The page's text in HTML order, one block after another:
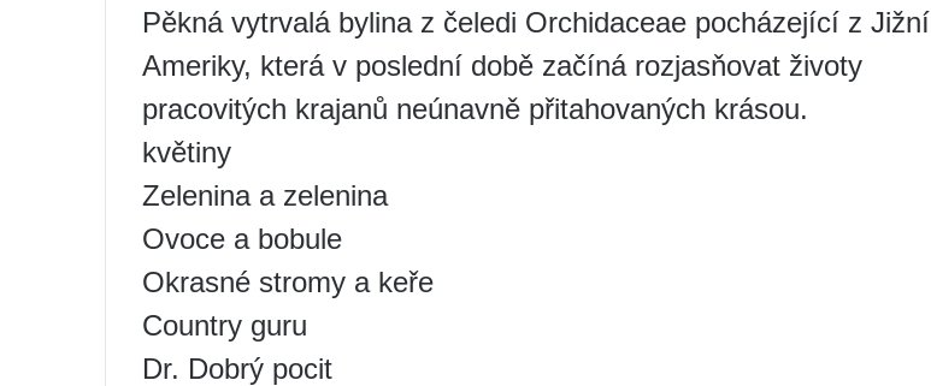
Pěkná vytrvalá bylina z čeledi Orchidaceae pocházející z Jižní
Ameriky, která v poslední době začíná rozjasňovat životy
pracovitých krajanů neúnavně přitahovaných krásou.
květiny
Zelenina a zelenina
Ovoce a bobule
Okrasné stromy a keře
Country guru
Dr. Dobrý pocit